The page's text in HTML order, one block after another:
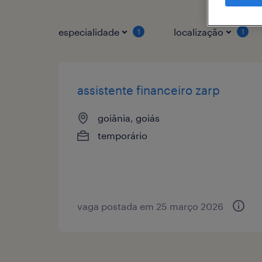
especialidade 1 localização 1
assistente financeiro zarp
goiânia, goiás
temporário
vaga postada em 25 março 2026